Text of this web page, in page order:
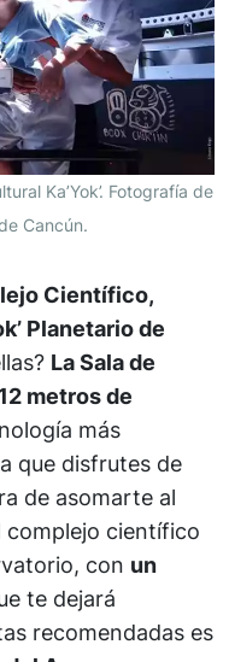
Ka’Yok’. Fotografía de
Cancún.
Científico,
Planetario de
La Sala de
metros de
más
que disfrutes de
de asomarte al
complejo científico
con un
te dejará
recomendadas es